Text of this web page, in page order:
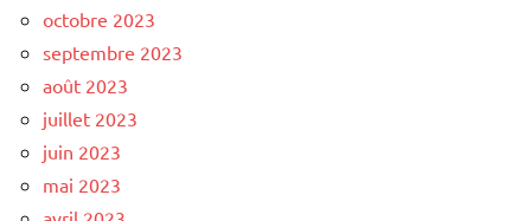
octobre 2023
septembre 2023
août 2023
juillet 2023
juin 2023
mai 2023